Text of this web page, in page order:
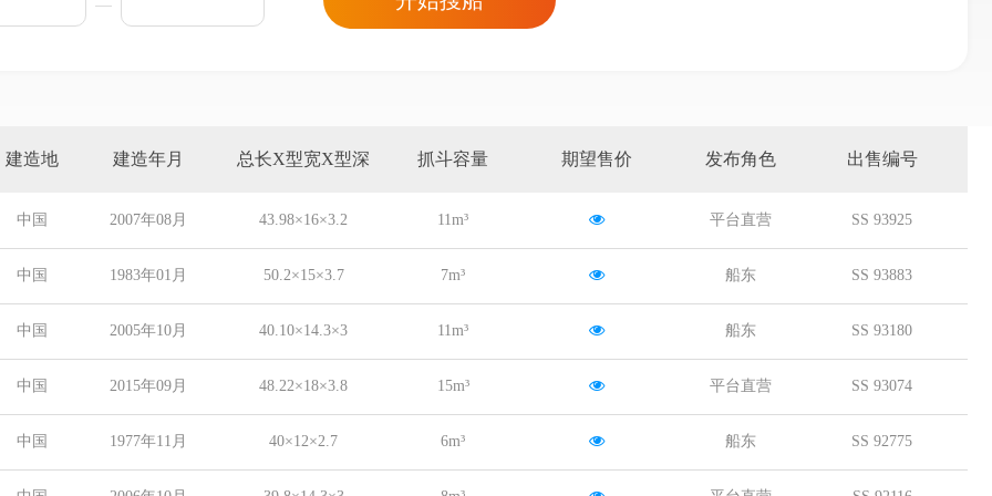
建造地 建造年月 总长X型宽X型深 抓斗容量 期望售价 发布角色 出售编号
中国 2007年08月 43.98×16×3.2 11m³ 平台直营 SS 93925
中国 1983年01月 50.2×15×3.7 7m³ 船东 SS 93883
中国 2005年10月 40.10×14.3×3 11m³ 船东 SS 93180
中国 2015年09月 48.22×18×3.8 15m³ 平台直营 SS 93074
中国 1977年11月 40×12×2.7 6m³ 船东 SS 92775